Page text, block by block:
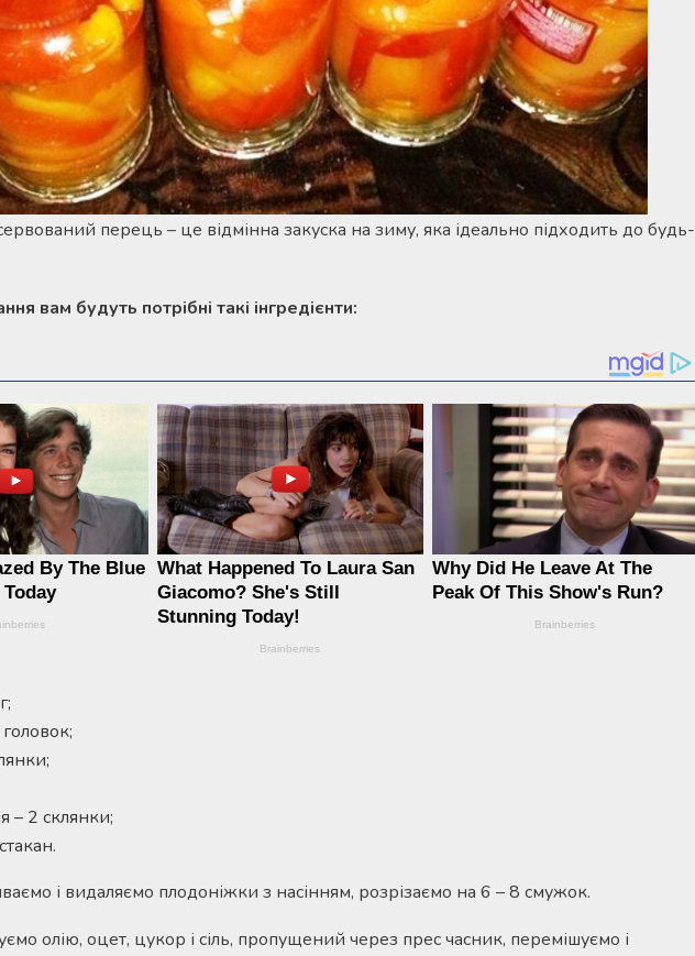
перець – це відмінна закуска на зиму, яка ідеально підходить до будь-
вам будуть потрібні такі інгредієнти:
– 2 склянки;
і видаляємо плодоніжки з насінням, розрізаємо на 6 – 8 смужок.
олію, оцет, цукор і сіль, пропущений через прес часник, перемішуємо і